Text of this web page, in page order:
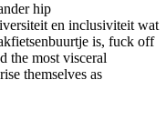
hip
en inclusiviteit wat
is, fuck off
the most visceral
themselves as